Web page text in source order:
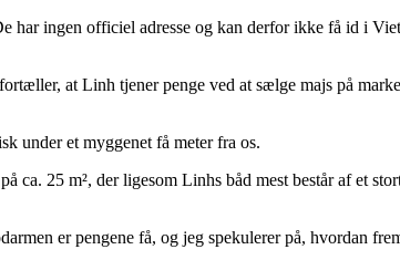
ingen officiel adresse og kan derfor ikke få id i
at Linh tjener penge ved at sælge majs på
under et myggenet få meter fra os.
25 m², der ligesom Linhs båd mest består af et
er pengene få, og jeg spekulerer på, hvordan